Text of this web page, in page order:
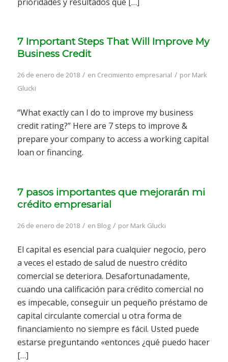
7 Important Steps That Will Improve My
Business Credit
26 de enero de 2018 / en Crecimiento empresarial / por Mark
Glucki
“What exactly can I do to improve my business
credit rating?” Here are 7 steps to improve &
prepare your company to access a working capital
loan or financing.
7 pasos importantes que mejorarán mi
crédito empresarial
26 de enero de 2018 / en Blog / por Mark Glucki
El capital es esencial para cualquier negocio, pero
a veces el estado de salud de nuestro crédito
comercial se deteriora. Desafortunadamente,
cuando una calificación para crédito comercial no
es impecable, conseguir un pequeño préstamo de
capital circulante comercial u otra forma de
financiamiento no siempre es fácil. Usted puede
estarse preguntando «entonces ¿qué puedo hacer
[…]